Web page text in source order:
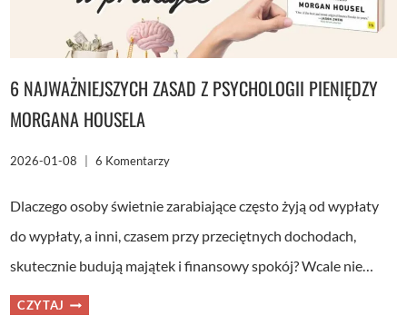
6 NAJWAŻNIEJSZYCH ZASAD Z PSYCHOLOGII PIENIĘDZY
MORGANA HOUSELA
2026-01-08 6 Komentarzy
Dlaczego osoby świetnie zarabiające często żyją od wypłaty
do wypłaty, a inni, czasem przy przeciętnych dochodach,
skutecznie budują majątek i finansowy spokój? Wcale nie…
CZYTAJ 6
NAJWAŻNIEJSZYCH